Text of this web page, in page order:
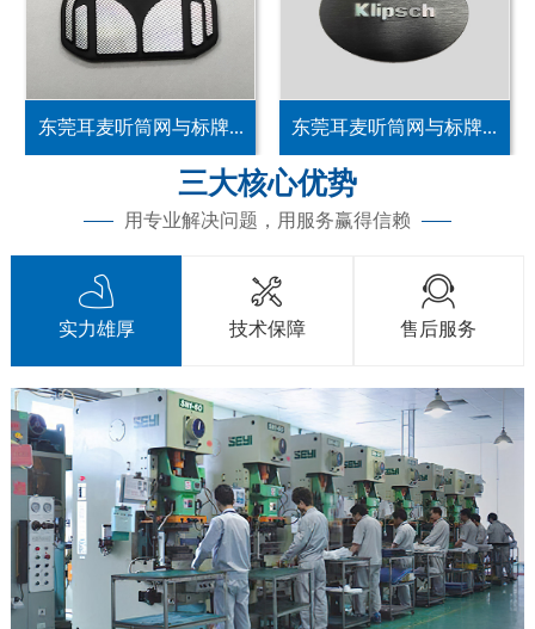
东莞耳麦听筒网与标牌... 东莞耳麦听筒网与标牌...
三大核心优势
用专业解决问题，用服务赢得信赖

实力雄厚

技术保障

售后服务